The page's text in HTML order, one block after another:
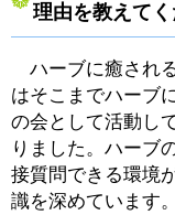
理由を教えてく
ハーブに癒され
はそこまでハーブ
の会として活動し
りました。ハーブ
接質問できる環境
識を深めています。